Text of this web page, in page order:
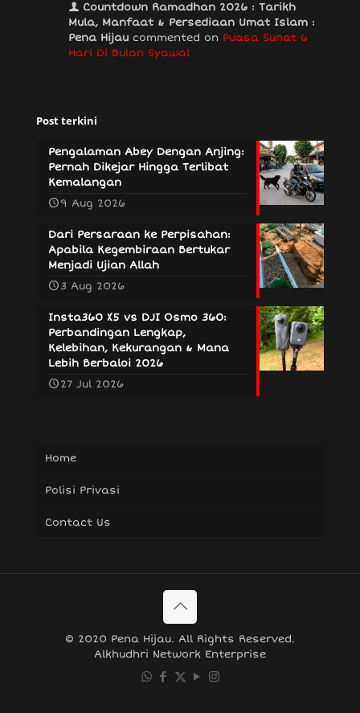
Countdown Ramadhan 2026 : Tarikh
Mula, Manfaat & Persediaan Umat Islam :
Pena Hijau commented on Puasa Sunat 6
Hari Di Bulan Syawal
Post terkini
Pengalaman Abey Dengan Anjing:
Pernah Dikejar Hingga Terlibat
Kemalangan
9 Aug 2026
Dari Persaraan ke Perpisahan:
Apabila Kegembiraan Bertukar
Menjadi Ujian Allah
3 Aug 2026
Insta360 X5 vs DJI Osmo 360:
Perbandingan Lengkap,
Kelebihan, Kekurangan & Mana
Lebih Berbaloi 2026
27 Jul 2026
Home
Polisi Privasi
Contact Us
© 2020 Pena Hijau. All Rights Reserved.
Alkhudhri Network Enterprise